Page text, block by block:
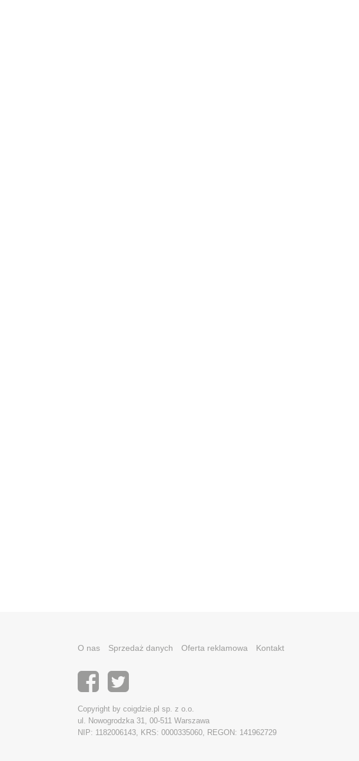
O nas Sprzedaż danych Oferta reklamowa Kontakt
Copyright by coigdzie.pl sp. z o.o.
ul. Nowogrodzka 31, 00-511 Warszawa
NIP: 1182006143, KRS: 0000335060, REGON: 141962729